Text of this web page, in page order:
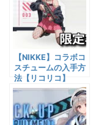
【NIKKE】コラボコ
スチュームの入手方
法【リコリコ】